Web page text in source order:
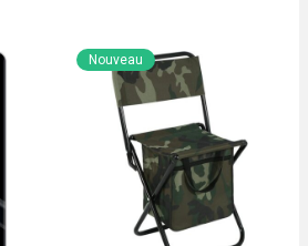
Starts
tapis
d'éveil
Nouveau